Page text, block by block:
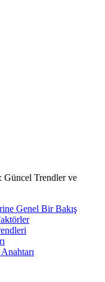
Güncel Trendler ve
Genel Bir Bakış